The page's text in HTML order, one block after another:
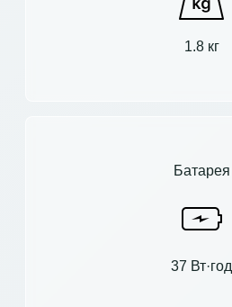
1.8 кг
Батарея
37 Вт·год